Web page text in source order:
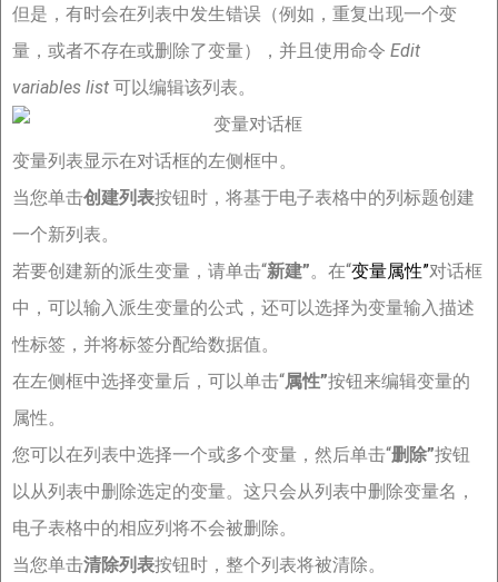
但是，有时会在列表中发生错误（例如，重复出现一个变
量，或者不存在或删除了变量），并且使用命令 Edit
variables list 可以编辑该列表。
变量列表显示在对话框的左侧框中。
当您单击创建列表按钮时，将基于电子表格中的列标题创建
一个新列表。
若要创建新的派生变量，请单击“新建”。在“变量属性”对话框
中，可以输入派生变量的公式，还可以选择为变量输入描述
性标签，并将标签分配给数据值。
在左侧框中选择变量后，可以单击“属性”按钮来编辑变量的
属性。
您可以在列表中选择一个或多个变量，然后单击“删除”按钮
以从列表中删除选定的变量。这只会从列表中删除变量名，
电子表格中的相应列将不会被删除。
当您单击清除列表按钮时，整个列表将被清除。